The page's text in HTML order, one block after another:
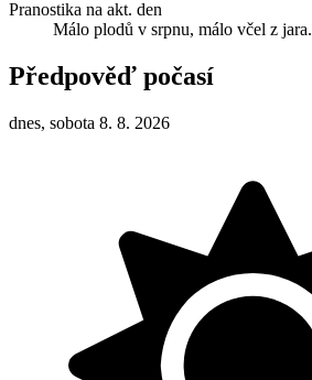
Pranostika na akt. den
Málo plodů v srpnu, málo včel z jara.
Předpověď počasí
dnes, sobota 8. 8. 2026